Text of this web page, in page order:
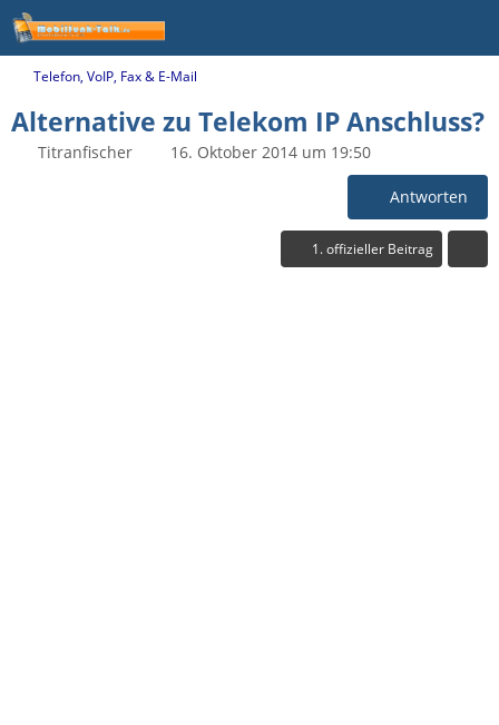
Telefon, VoIP, Fax & E-Mail
Alternative zu Telekom IP Anschluss?
Titranfischer 16. Oktober 2014 um 19:50
Antworten
1. offizieller Beitrag